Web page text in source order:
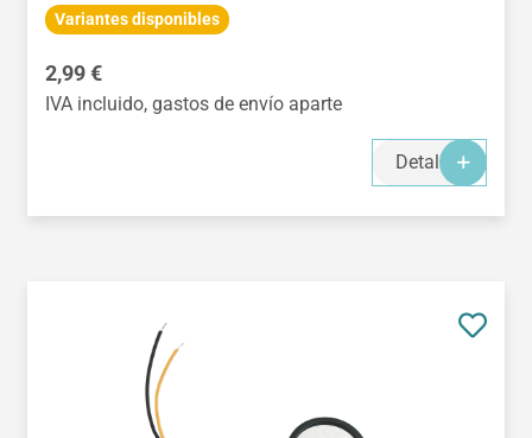
Variantes disponibles
Precio normal:
2,99 €
IVA incluido, gastos de envío aparte
Detalles